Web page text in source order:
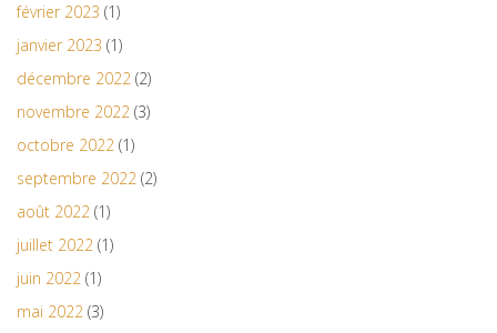
février 2023 (1)
janvier 2023 (1)
décembre 2022 (2)
novembre 2022 (3)
octobre 2022 (1)
septembre 2022 (2)
août 2022 (1)
juillet 2022 (1)
juin 2022 (1)
mai 2022 (3)